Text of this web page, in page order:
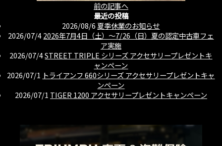
前の記事へ
最近の投稿
2026/08/6 夏季休業のお知らせ
2026/07/42026年7月4日（土）〜7/26（日）夏の認定中古車フェ
ア実施
2026/07/4STREET TRIPLE シリーズ アクセサリープレゼントキ
ャンペーン
2026/07/1 トライアンフ 660シリーズ アクセサリープレゼントキャ
ンペーン
2026/07/1 TIGER 1200 アクセサリープレゼントキャンペーン